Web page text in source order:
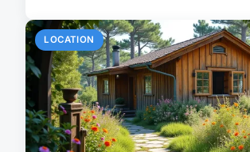
LOCATION